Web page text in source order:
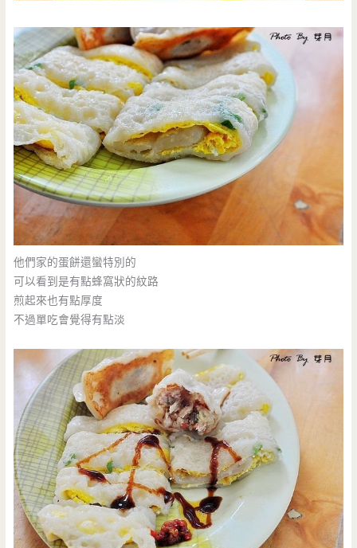
他們家的蛋餅還蠻特別的
可以看到是有點蜂窩狀的紋路
煎起來也有點厚度
不過單吃會覺得有點淡